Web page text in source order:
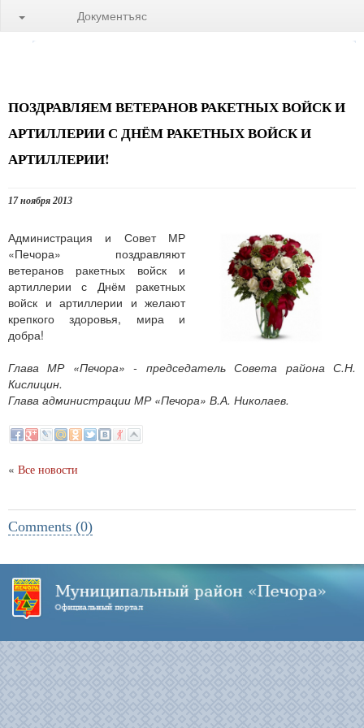
Документъяс
ПОЗДРАВЛЯЕМ ВЕТЕРАНОВ РАКЕТНЫХ ВОЙСК И
АРТИЛЛЕРИИ С ДНЁМ РАКЕТНЫХ ВОЙСК И
АРТИЛЛЕРИИ!
17 ноября 2013
Администрация и Совет МР
«Печора» поздравляют
ветеранов ракетных войск и
артиллерии с Днём ракетных
войск и артиллерии и желают
крепкого здоровья, мира и
добра!
Глава МР «Печора» - председатель Совета района С.Н.
Кислицин.
Глава администрации МР «Печора» В.А. Николаев.
« Все новости
Comments (0)